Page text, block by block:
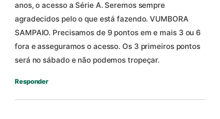
anos, o acesso a Série A. Seremos sempre
agradecidos pelo o que está fazendo. VUMBORA
SAMPAIO. Precisamos de 9 pontos em e mais 3 ou 6
fora e asseguramos o acesso. Os 3 primeiros pontos
será no sábado e não podemos tropeçar.
Responder